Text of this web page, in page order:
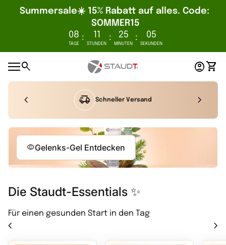
Summersale☀️ 15% Rabatt auf alles. Code:
SOMMER15
08
TAGE
: 11
STUNDEN
: 25
MINUTEN
: 05
SEKUNDEN
Mobile Navigation
search Startseite Konto
account_circleshopping_cart
delivery_truck_speed Schneller Versand
chevron_left chevron_right
visibilityGelenks-Gel Entdecken
Die Staudt-Essentials ✨
Für einen gesunden Start in den Tag
chevron_left chevron_right